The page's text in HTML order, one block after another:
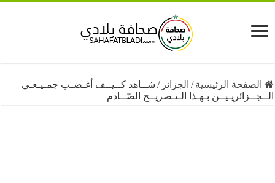
الرئيسية /الجزائر/شــاهد كــيــف أغـضـب جمـيـعـي
بـهـذا الـتـصريــح الصّــادم